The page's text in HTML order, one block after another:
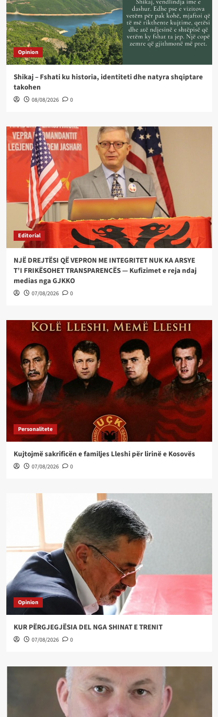
Opinion
Shikaj – Fshati ku historia, identiteti dhe natyra shqiptare
takohen
08/08/2026 0
Editorial
NJË DREJTËSI QË VEPRON ME INTEGRITET NUK KA ARSYE
T’I FRIKËSOHET TRANSPARENCËS — Kufizimet e reja ndaj
medias nga GJKKO
07/08/2026 0
Personalitete
Kujtojmë sakrificën e familjes Lleshi për lirinë e Kosovës
07/08/2026 0
Opinion
KUR PËRGJEGJËSIA DEL NGA SHINAT E TRENIT
07/08/2026 0